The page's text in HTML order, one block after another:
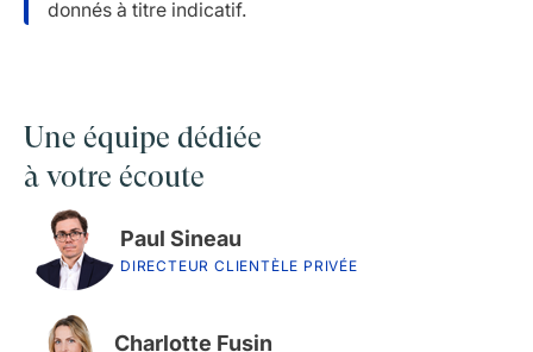
donnés à titre indicatif.
Une équipe dédiée
à votre écoute
Paul Sineau
DIRECTEUR CLIENTÈLE PRIVÉE
Charlotte Fusin